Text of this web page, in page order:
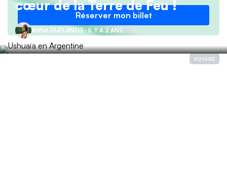
Réserver mon billet
VOYAGE
cœur de la Terre de Feu !
ANNA DUPLANTIS- IL Y A 2 ANS